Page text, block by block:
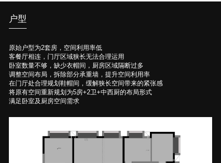
户型
原始户型为2套房，空间利用率低
客餐厅相连，门厅区域狭长无法合理运用
卧室数量不够，缺少衣帽间，厨房区域隔断过多
调整空间布局，拆除部分承重墙，提升空间利用率
在门厅处合理规划鞋帽间，缓解狭长空间带来的紧张感
将原有空间重新规划为5房+2卫+中西厨的布局形式
满足卧室及厨房空间需求